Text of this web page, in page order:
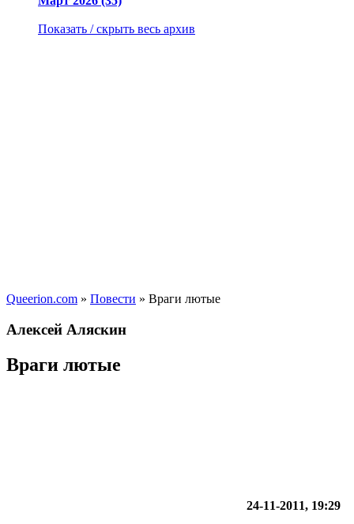
Показать / скрыть весь архив
Queerion.com » Повести » Враги лютые
Алексей Аляскин
Враги лютые
24-11-2011, 19:29